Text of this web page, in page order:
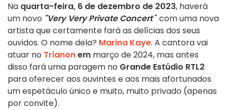
Na quarta-feira, 6 de dezembro de 2023, haverá
um novo "Very Very Private Concert" com uma nova
artista que certamente fará as delícias dos seus
ouvidos. O nome dela? Marina Kaye. A cantora vai
atuar no Trianonem março de 2024, mas antes
disso fará uma paragem no Grande Estúdio RTL2
para oferecer aos ouvintes e aos mais afortunados
um espetáculo único e muito, muito privado (apenas
por convite).